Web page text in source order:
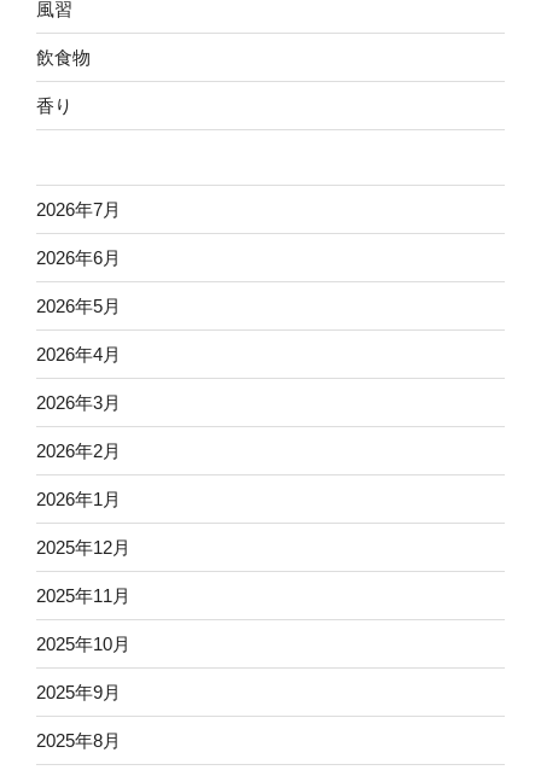
風習
飲食物
香り
2026年7月
2026年6月
2026年5月
2026年4月
2026年3月
2026年2月
2026年1月
2025年12月
2025年11月
2025年10月
2025年9月
2025年8月